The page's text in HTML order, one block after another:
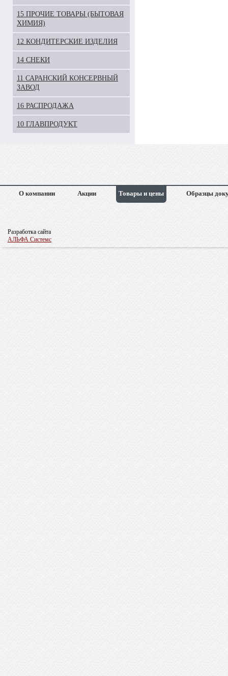
15 ПРОЧИЕ ТОВАРЫ (БЫТОВАЯ
ХИМИЯ)
12 КОНДИТЕРСКИЕ ИЗДЕЛИЯ
14 СНЕКИ
11 САРАНСКИЙ КОНСЕРВНЫЙ
ЗАВОД
16 РАСПРОДАЖА
10 ГЛАВПРОДУКТ
О компании Акции Товары и цены Образцы
Разработка сайта
АЛЬФА Системс